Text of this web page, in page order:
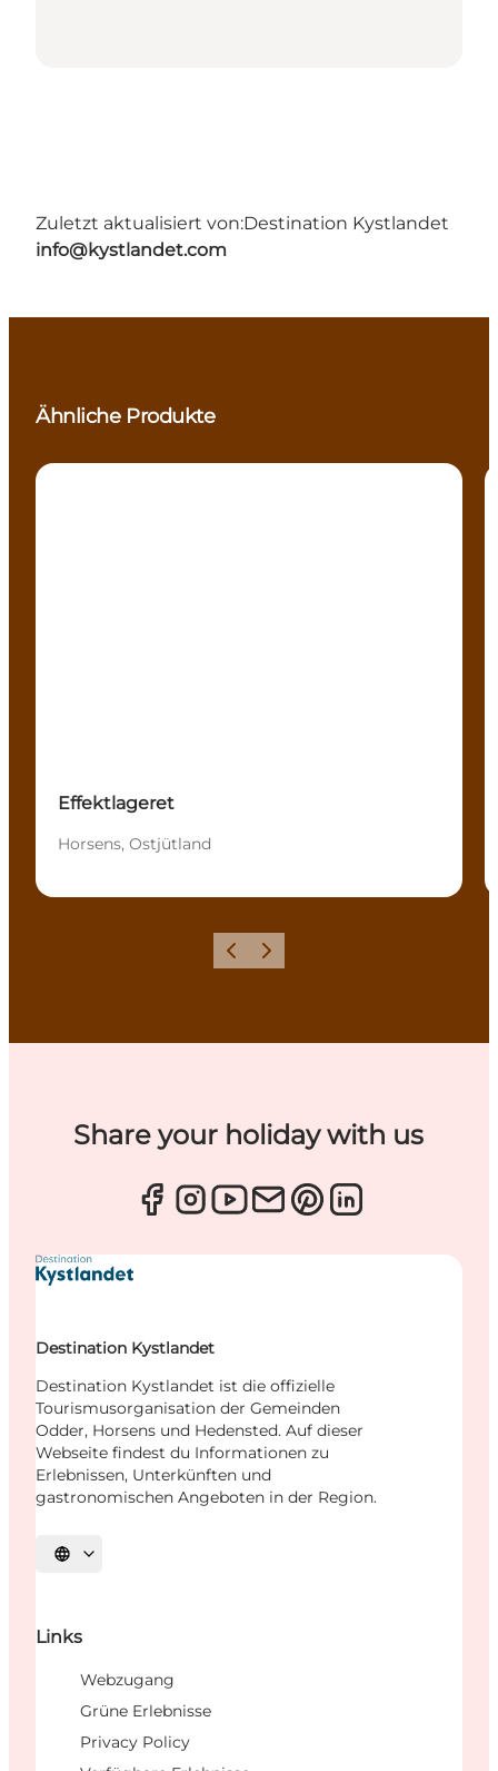
Zuletzt aktualisiert von:Destination Kystlandet
info@kystlandet.com
Ähnliche Produkte
Effektlageret
Horsens, Ostjütland
ZurückWeiter
Share your holiday with us
Destination Kystlandet
Destination Kystlandet ist die offizielle
Tourismusorganisation der Gemeinden
Odder, Horsens und Hedensted. Auf dieser
Webseite findest du Informationen zu
Erlebnissen, Unterkünften und
gastronomischen Angeboten in der Region.
Sprache auswählen
Links
Webzugang
Grüne Erlebnisse
Privacy Policy